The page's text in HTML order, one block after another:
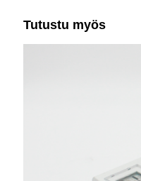
Tutustu myös